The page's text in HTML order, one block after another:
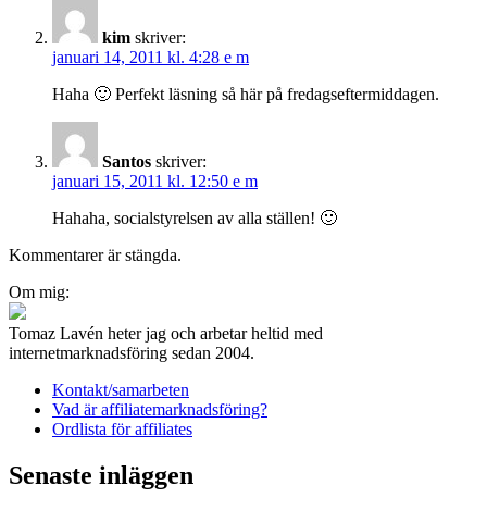
kim skriver:
januari 14, 2011 kl. 4:28 e m
Haha 🙂 Perfekt läsning så här på fredagseftermiddagen.
Santos skriver:
januari 15, 2011 kl. 12:50 e m
Hahaha, socialstyrelsen av alla ställen! 🙂
Kommentarer är stängda.
Inläggsnavigering
Om mig:
Tomaz Lavén heter jag och arbetar heltid med
internetmarknadsföring sedan 2004.
Kontakt/samarbeten
Vad är affiliatemarknadsföring?
Ordlista för affiliates
Senaste inläggen